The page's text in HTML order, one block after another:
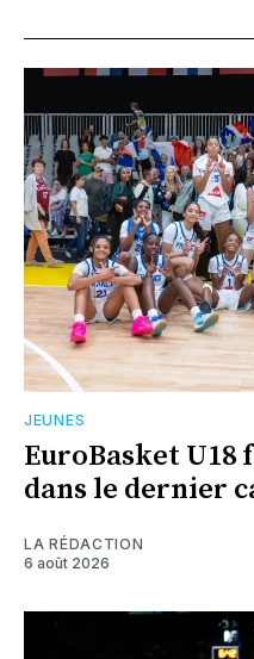
JEUNES
EuroBasket U18
dans le dernier
LA RÉDACTION
6 août 2026